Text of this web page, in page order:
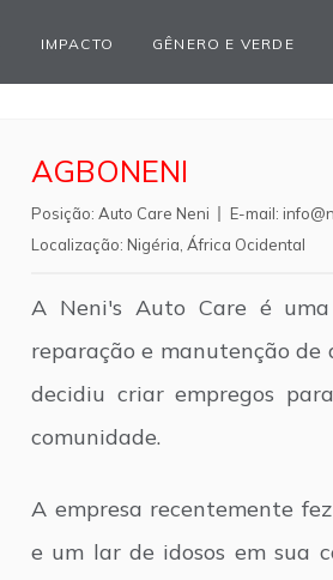
IMPACTO GÊNERO E VERDE
AGBONENI
Posição: Auto Care Neni E-mail:
Localização: Nigéria África Ocidental
A Neni's Auto Care é
reparação e manutenção de
decidiu criar empregos
comunidade.
A empresa recentemente
e um lar de idosos em sua